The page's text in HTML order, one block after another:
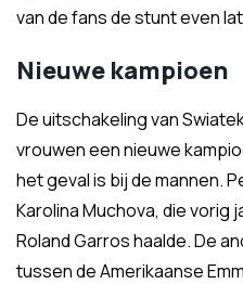
van de fans de stunt even
Nieuwe kampioen
De uitschakeling van
vrouwen een nieuwe
het geval is bij de mannen.
Karolina Muchova, die vorig
Roland Garros haalde. De
tussen de Amerikaanse